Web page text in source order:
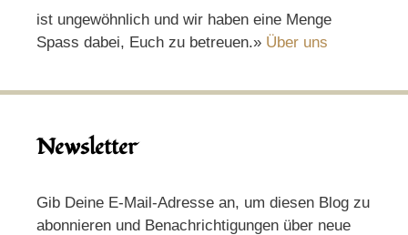
ist ungewöhnlich und wir haben eine Menge
Spass dabei, Euch zu betreuen.» Über uns
Newsletter
Gib Deine E-Mail-Adresse an, um diesen Blog zu
abonnieren und Benachrichtigungen über neue